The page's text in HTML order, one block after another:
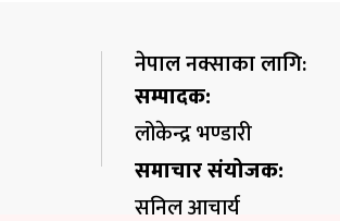
नेपाल नक्साका लागि:
सम्पादक:
लोकेन्द्र भण्डारी
समाचार संयोजक:
सुनिल आचार्य